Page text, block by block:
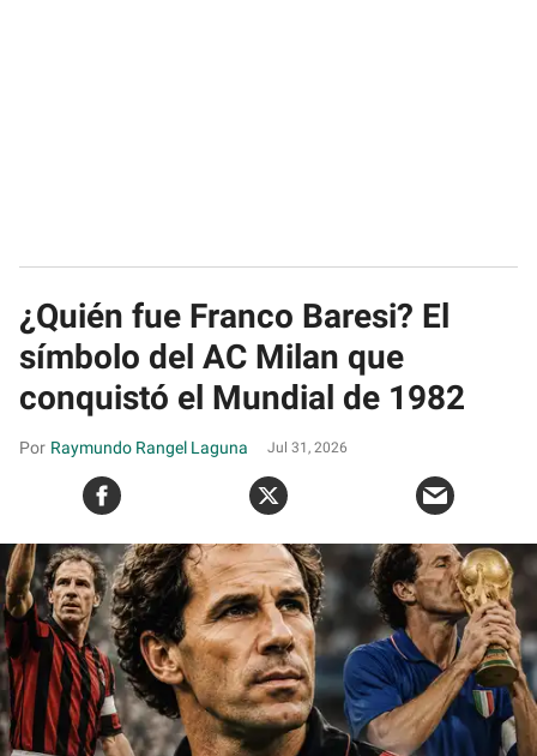
¿Quién fue Franco Baresi? El
símbolo del AC Milan que
conquistó el Mundial de 1982
Raymundo Rangel Laguna Jul 31, 2026